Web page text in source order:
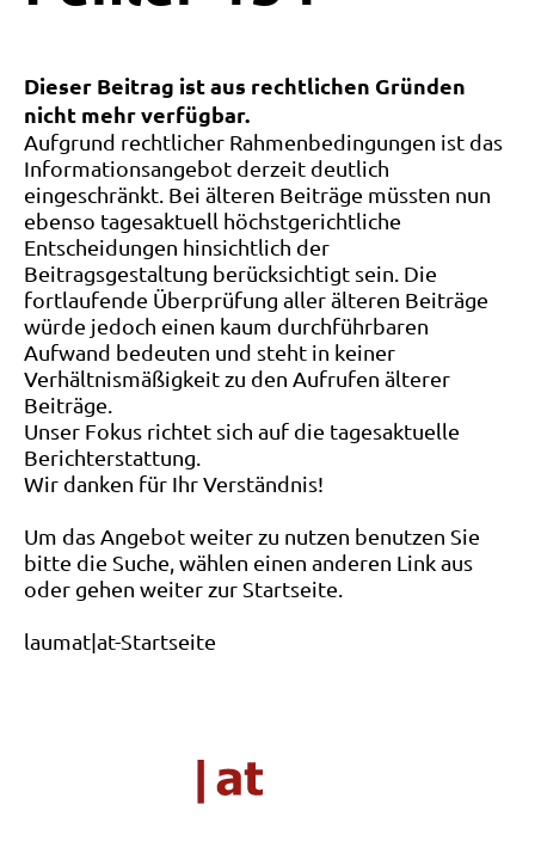
Dieser Beitrag ist aus rechtlichen Gründen
nicht mehr verfügbar.
Aufgrund rechtlicher Rahmenbedingungen ist das
Informationsangebot derzeit deutlich
eingeschränkt. Bei älteren Beiträge müssten nun
ebenso tagesaktuell höchstgerichtliche
Entscheidungen hinsichtlich der
Beitragsgestaltung berücksichtigt sein. Die
fortlaufende Überprüfung aller älteren Beiträge
würde jedoch einen kaum durchführbaren
Aufwand bedeuten und steht in keiner
Verhältnismäßigkeit zu den Aufrufen älterer
Beiträge.
Unser Fokus richtet sich auf die tagesaktuelle
Berichterstattung.
Wir danken für Ihr Verständnis!
Um das Angebot weiter zu nutzen benutzen Sie
bitte die Suche, wählen einen anderen Link aus
oder gehen weiter zur Startseite.
laumat|at-Startseite